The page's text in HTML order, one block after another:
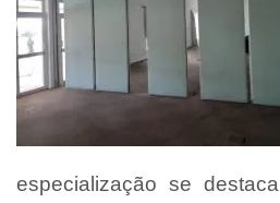
especialização se